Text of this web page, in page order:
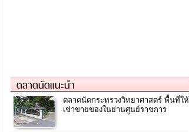
ตลาดนัดแนะนำ
ตลาดนัดกระทรวงวิทยาศาสตร์ พื้นที่ให้
เช่าขายของในย่านศูนย์ราชการ